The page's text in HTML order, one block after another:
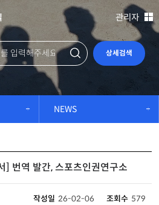
관리자
상세검색
NEWS
] 번역 발간, 스포츠인권연구소
작성일 26-02-06 조회수 579